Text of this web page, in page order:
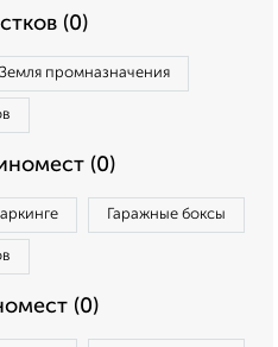
(0)
Земля промназначения
(0)
Гаражные боксы
(0)